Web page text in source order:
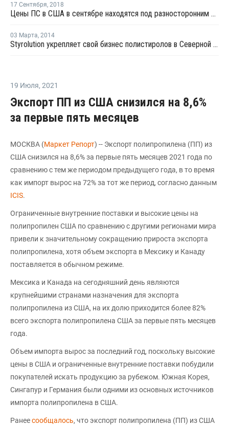
17 Сентября, 2018
Цены ПС в США в сентябре находятся под разносторонним давлением
03 Марта, 2014
Styrolution укрепляет свой бизнес полистиролов в Северной Америке
19 Июля, 2021
Экспорт ПП из США снизился на 8,6%
за первые пять месяцев
МОСКВА (Маркет Репорт) -- Экспорт полипропилена (ПП) из
США снизился на 8,6% за первые пять месяцев 2021 года по
сравнению с тем же периодом предыдущего года, в то время
как импорт вырос на 72% за тот же период, согласно данным
ICIS.
Ограниченные внутренние поставки и высокие цены на
полипропилен США по сравнению с другими регионами мира
привели к значительному сокращению прироста экспорта
полипропилена, хотя объем экспорта в Мексику и Канаду
поставляется в обычном режиме.
Мексика и Канада на сегодняшний день являются
крупнейшими странами назначения для экспорта
полипропилена из США, на их долю приходится более 82%
всего экспорта полипропилена США за первые пять месяцев
года.
Объем импорта вырос за последний год, поскольку высокие
цены в США и ограниченные внутренние поставки побудили
покупателей искать продукцию за рубежом. Южная Корея,
Сингапур и Германия были одними из основных источников
импорта полипропилена в США.
Ранеесообщалось, что экспорт полипропилена (ПП) из США